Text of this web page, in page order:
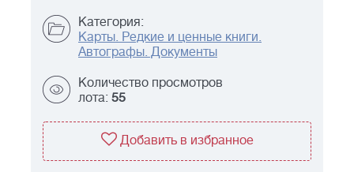
Категория:
Карты. Редкие и ценные книги.
Автографы. Документы
Количество просмотров
лота: 55
Добавить в избранное